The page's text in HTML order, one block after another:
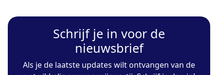
Schrijf je in voor de
nieuwsbrief
Als je de laatste updates wilt ontvangen van de